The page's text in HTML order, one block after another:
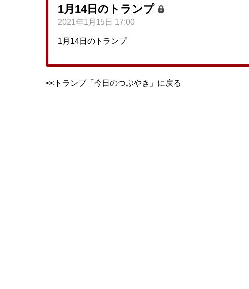
1月14日のトランプ
2021年1月15日 17:00
1月14日のトランプ
<<トランプ「今日のつぶやき」に戻る